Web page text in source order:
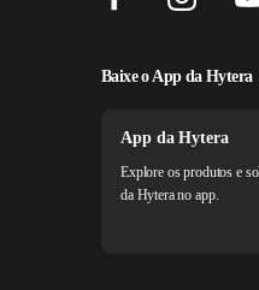
Baixe o App da Hytera
App da Hytera
Explore os produtos e
da Hytera no app.